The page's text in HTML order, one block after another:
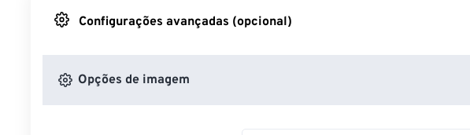
Configurações avançadas (opcional)
Opções de imagem